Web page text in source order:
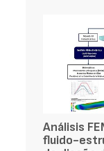
Análisis
fluido-